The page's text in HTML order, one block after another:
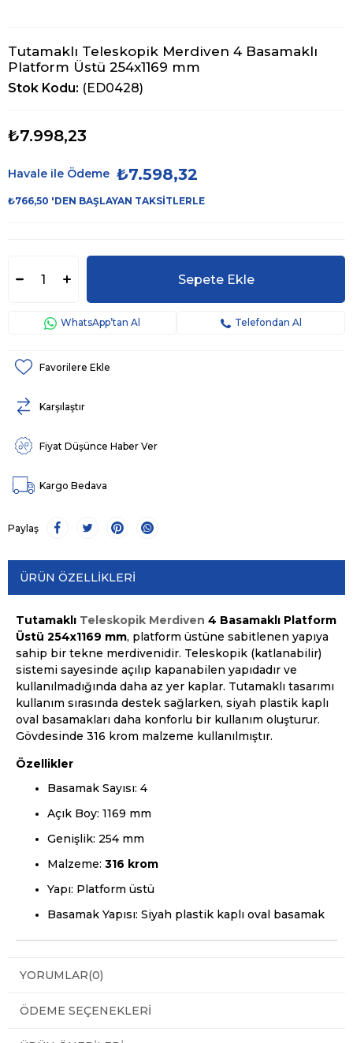
Tutamaklı Teleskopik Merdiven 4 Basamaklı
Platform Üstü 254x1169 mm
Stok Kodu (ED0428)
₺7.998,23
Havale ile Ödeme ₺7.598,32
₺766,50 'DEN BAŞLAYAN TAKSITLERLE
WhatsApp’tan Al Telefondan Al
Favorilere Ekle
Karşılaştır
Fiyat Düşünce Haber Ver
Kargo Bedava
Paylaş
ÜRÜN ÖZELLIKLERI
Tutamaklı Teleskopik Merdiven 4 Basamaklı Platform
Üstü 254x1169 mm, platform üstüne sabitlenen yapıya
sahip bir tekne merdivenidir. Teleskopik (katlanabilir)
sistemi sayesinde açılıp kapanabilen yapıdadır ve
kullanılmadığında daha az yer kaplar. Tutamaklı tasarımı
kullanım sırasında destek sağlarken, siyah plastik kaplı
oval basamakları daha konforlu bir kullanım oluşturur.
Gövdesinde 316 krom malzeme kullanılmıştır.
Özellikler
Basamak Sayısı: 4
Açık Boy: 1169 mm
Genişlik: 254 mm
Malzeme: 316 krom
Yapı: Platform üstü
Basamak Yapısı: Siyah plastik kaplı oval basamak
YORUMLAR(0)
ÖDEME SEÇENEKLERI